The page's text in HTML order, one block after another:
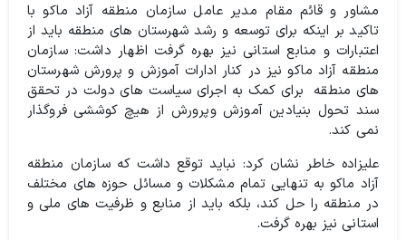
مشاور و قائم مقام مدیر عامل سازمان منطقه آزاد ماکو با
تاکید بر اینکه برای توسعه و رشد شهرستان های منطقه باید از
اعتبارات و منابع استانی نیز بهره گرفت اظهار داشت: سازمان
منطقه آزاد ماکو نیز در کنار ادارات آموزش و پرورش شهرستان
های منطقه برای کمک به اجرای سیاست های دولت در تحقق
سند تحول بنیادین آموزش وپرورش از هیچ کوششی فروگذار
نمی کند.
علیزاده خاطر نشان کرد: نباید توقع داشت که سازمان منطقه
آزاد ماکو به تنهایی تمام مشکلات و مسائل حوزه های مختلف
در منطقه را حل کند، بلکه باید از منابع و ظرفیت های ملی و
استانی نیز بهره گرفت.